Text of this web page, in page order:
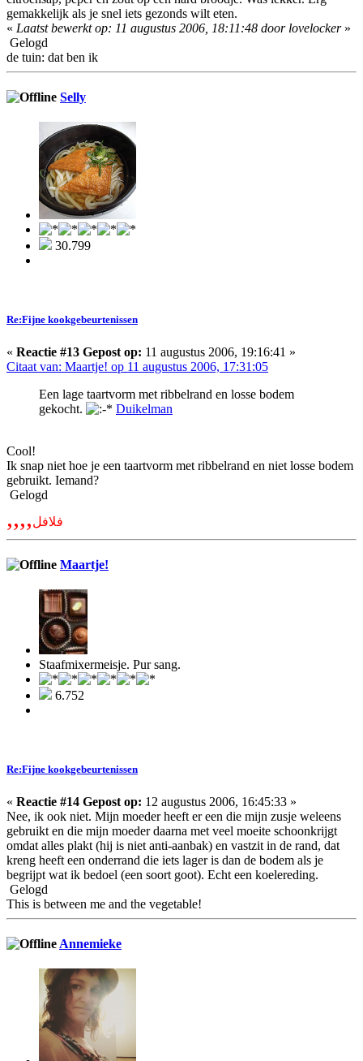
gemakkelijk als je snel iets gezonds wilt eten.
« Laatst bewerkt op: 11 augustus 2006, 18:11:48 door lovelocker»
Gelogd
de tuin: dat ben ik
Selly
30.799
Re:Fijne kookgebeurtenissen
« Reactie #13 Gepost op: 11 augustus 2006, 19:16:41 »
Citaat van: Maartje! op 11 augustus 2006, 17:31:05
Een lage taartvorm met ribbelrand en losse bodem
gekocht.
Duikelman
Cool!
Ik snap niet hoe je een taartvorm met ribbelrand en niet losse bodem
gebruikt. Iemand?
Gelogd
,,,,فلافل
Maartje!
Staafmixermeisje. Pur sang.
6.752
Re:Fijne kookgebeurtenissen
« Reactie #14 Gepost op: 12 augustus 2006, 16:45:33 »
Nee, ik ook niet. Mijn moeder heeft er een die mijn zusje weleens
gebruikt en die mijn moeder daarna met veel moeite schoonkrijgt
omdat alles plakt (hij is niet anti-aanbak) en vastzit in de rand, dat
kreng heeft een onderrand die iets lager is dan de bodem als je
begrijpt wat ik bedoel (een soort goot). Echt een koelereding.
Gelogd
This is between me and the vegetable!
Annemieke